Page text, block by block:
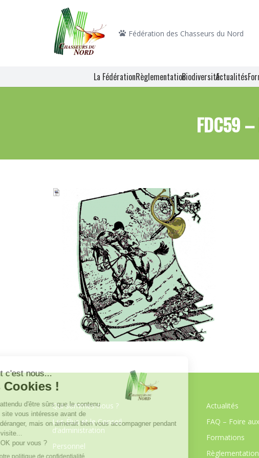
Fédération des Chasseurs du Nord
La FédérationRèglementationBiodiversitéActualités
FDC59
Qui sommes-nous ?
Les Élus et le Conseil
d’administration
Personnel
Actualités
FAQ – Foire
Formations
Règlementation